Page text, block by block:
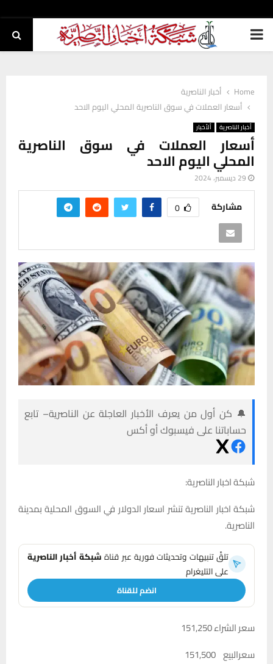
PRIMARY
Home
أخبار الناصرية
أسعار العملات في سوق الناصرية المحلي اليوم الاحد
أخبار الناصرية ألأخبار
أسعار العملات في سوق الناصرية
المحلي اليوم الاحد
29 ديسمبر، 2024
مشاركة 0
🔔 كن أول من يعرف الأخبار العاجلة عن الناصرية– تابع
حساباتنا على فيسبوك أو أكس
شبكة اخبار الناصرية:
شبكة اخبار الناصرية تنشر اسعار الدولار في السوق المحلية بمدينة
الناصرية.
تلقَّ تنبيهات وتحديثات فورية عبر قناةشبكة أخبار الناصرية
على التليغرام
انضم للقناة
سعر الشراء 151,250
سعرالبيع 151,500